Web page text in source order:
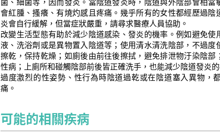
會紅腫、搔癢、有燒灼感且疼痛。幾乎所有的女性都經歷過陰
炎會自行緩解，但當症狀嚴重，請尋求醫療人員協助。
改變生活型態有助於減少陰道感染、發炎的機率。例如避免
液、洗浴劑或是異物置入陰道等；使用清水清洗陰部，不過
擦乾，保持乾燥；如廁後由前往後擦拭，避免排泄物汙染陰部
性病；上廁所和碰觸陰部前後皆正確洗手，也能減少陰道發炎的
過度激烈的性姿勢、性行為時陰道過乾或在陰道塞入異物，
痛。
可能的相關疾病